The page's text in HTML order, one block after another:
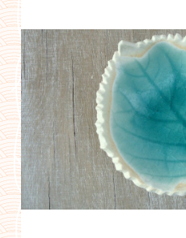
a propos
boutiques de
contact
politique de